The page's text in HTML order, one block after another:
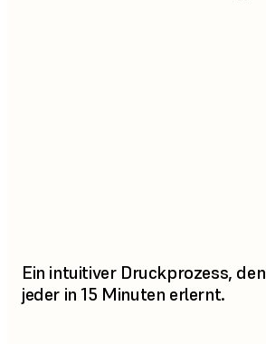
Ein intuitiver Druckprozess, den
jeder in 15 Minuten erlernt.